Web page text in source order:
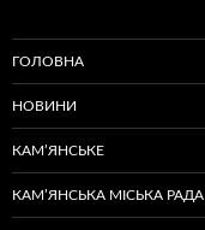
ГОЛОВНА
НОВИНИ
КАМ’ЯНСЬКЕ
КАМ’ЯНСЬКА МІСЬКА РАДА